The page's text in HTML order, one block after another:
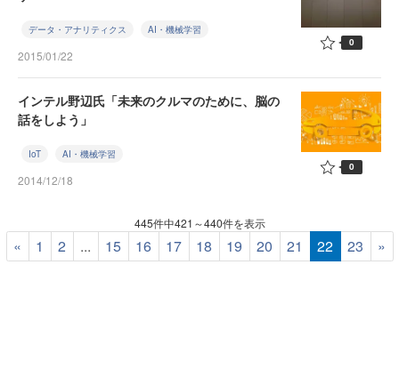
データ・アナリティクス AI・機械学習
2015/01/22
0
インテル野辺氏「未来のクルマのために、脳の
話をしよう」
IoT AI・機械学習
2014/12/18
0
445件中421～440件を表示
« 1 2 ... 15 16 17 18 19 20 21 22 23 »